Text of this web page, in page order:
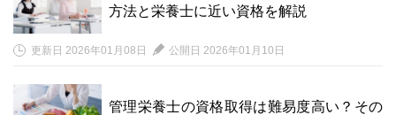
方法と栄養士に近い資格を解説
更新日 2026年01月08日 公開日 2026年01月10日
管理栄養士の資格取得は難易度高い？その